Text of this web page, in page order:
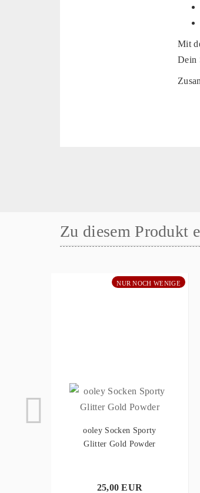
Mit
Dein
Zu diesem Produkt
NUR NOCH WENIGE
ooley Socken Sporty
Glitter Gold Powder
25,00 EUR